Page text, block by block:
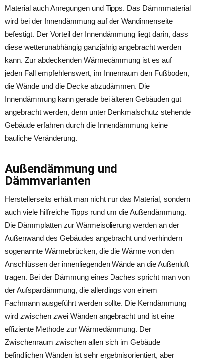
Material auch Anregungen und Tipps. Das Dämmmaterial
wird bei der Innendämmung auf der Wandinnenseite
befestigt. Der Vorteil der Innendämmung liegt darin, dass
diese wetterunabhängig ganzjährig angebracht werden
kann. Zur abdeckenden Wärmedämmung ist es auf
jeden Fall empfehlenswert, im Innenraum den Fußboden,
die Wände und die Decke abzudämmen. Die
Innendämmung kann gerade bei älteren Gebäuden gut
angebracht werden, denn unter Denkmalschutz stehende
Gebäude erfahren durch die Innendämmung keine
bauliche Veränderung.
Außendämmung und
Dämmvarianten
Herstellerseits erhält man nicht nur das Material, sondern
auch viele hilfreiche Tipps rund um die Außendämmung.
Die Dämmplatten zur Wärmeisolierung werden an der
Außenwand des Gebäudes angebracht und verhindern
sogenannte Wärmebrücken, die die Wärme von den
Anschlüssen der innenliegenden Wände an die Außenluft
tragen. Bei der Dämmung eines Daches spricht man von
der Aufspardämmung, die allerdings von einem
Fachmann ausgeführt werden sollte. Die Kerndämmung
wird zwischen zwei Wänden angebracht und ist eine
effiziente Methode zur Wärmedämmung. Der
Zwischenraum zwischen allen sich im Gebäude
befindlichen Wänden ist sehr ergebnisorientiert, aber